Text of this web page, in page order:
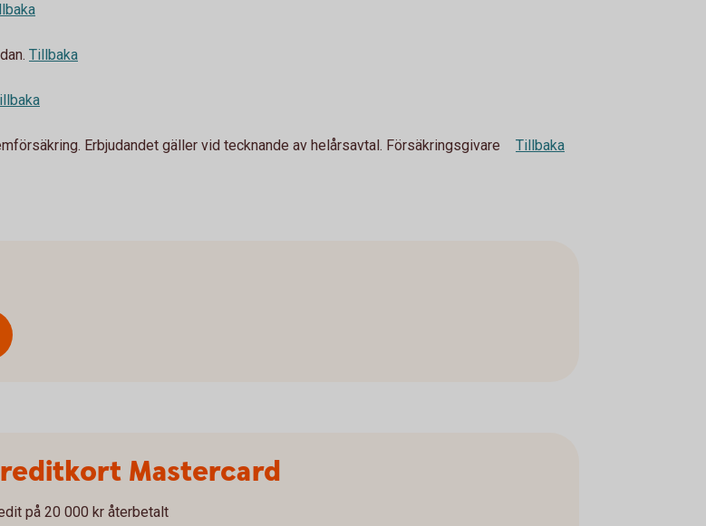
Tillbaka
Erbjudandet gäller vid tecknande av helårsavtal. Försäkringsgivare
Tillbaka
Mastercard
på 20 000 kr återbetalt